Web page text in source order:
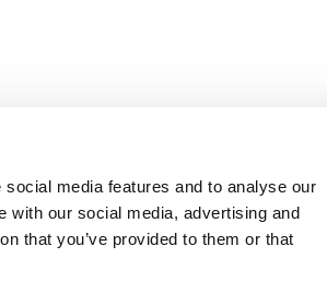
media features and to analyse our
with our social media, advertising and
that you’ve provided to them or that